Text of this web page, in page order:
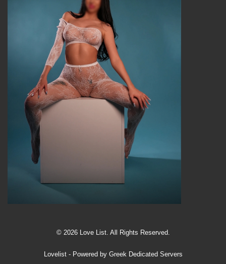
© 2026 Love List. All Rights Reserved.
Lovelist- Powered by Greek Dedicated Servers